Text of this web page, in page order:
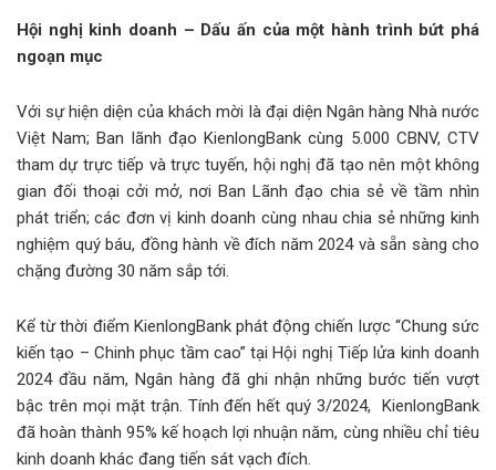
Hội nghị kinh doanh – Dấu ấn của một hành trình bứt phá
ngoạn mục
Với sự hiện diện của khách mời là đại diện Ngân hàng Nhà nước
Việt Nam; Ban lãnh đạo KienlongBank cùng 5.000 CBNV, CTV
tham dự trực tiếp và trực tuyến, hội nghị đã tạo nên một không
gian đối thoại cởi mở, nơi Ban Lãnh đạo chia sẻ về tầm nhìn
phát triển; các đơn vị kinh doanh cùng nhau chia sẻ những kinh
nghiệm quý báu, đồng hành về đích năm 2024 và sẵn sàng cho
chặng đường 30 năm sắp tới.
Kể từ thời điểm KienlongBank phát động chiến lược “Chung sức
kiến tạo – Chinh phục tầm cao” tại Hội nghị Tiếp lửa kinh doanh
2024 đầu năm, Ngân hàng đã ghi nhận những bước tiến vượt
bậc trên mọi mặt trận. Tính đến hết quý 3/2024, KienlongBank
đã hoàn thành 95% kế hoạch lợi nhuận năm, cùng nhiều chỉ tiêu
kinh doanh khác đang tiến sát vạch đích.